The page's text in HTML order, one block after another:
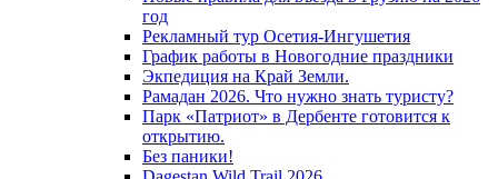
год
Рекламный тур Осетия-Ингушетия
График работы в Новогодние праздники
Экпедиция на Край Земли.
Рамадан 2026. Что нужно знать туристу?
Парк «Патриот» в Дербенте готовится к
открытию.
Без паники!